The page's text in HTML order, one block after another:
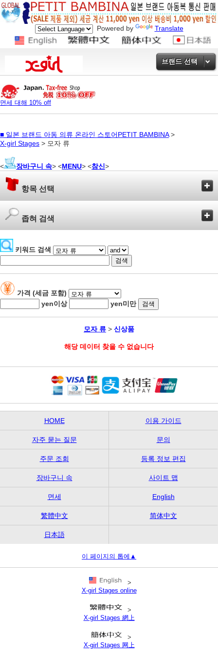
Powered by Translate
브랜드 선택
면세 대해 10% off
■ 일본 브랜드 아동 의류 온라인 스토어PETIT BAMBINA>
X-girl Stages > 모자 류
< 장바구니 속> <MENU> <참신>
항목 선택
좁혀 검색
키워드 검색
가격 (세금 포함)
yen이상
yen미만
모자 류 > 신상품
해당 데이터 찾을 수 없습니다
HOME 이용 가이드
자주 묻는 질문 문의
주문 조회 등록 정보 편집
장바구니 속 사이트 맵
면세 English
繁體中文 简体中文
日本語
이 페이지의 톱에▲
>
X-girl Stages online
>
X-girl Stages 網上
>
X-girl Stages 网上